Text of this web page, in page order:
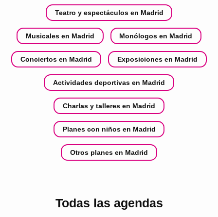
Teatro y espectáculos en Madrid
Musicales en Madrid Monólogos en Madrid
Conciertos en Madrid Exposiciones en Madrid
Actividades deportivas en Madrid
Charlas y talleres en Madrid
Planes con niños en Madrid
Otros planes en Madrid
Todas las agendas